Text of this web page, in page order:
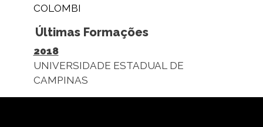
COLOMBI
Últimas Formações
2018
UNIVERSIDADE ESTADUAL DE
CAMPINAS